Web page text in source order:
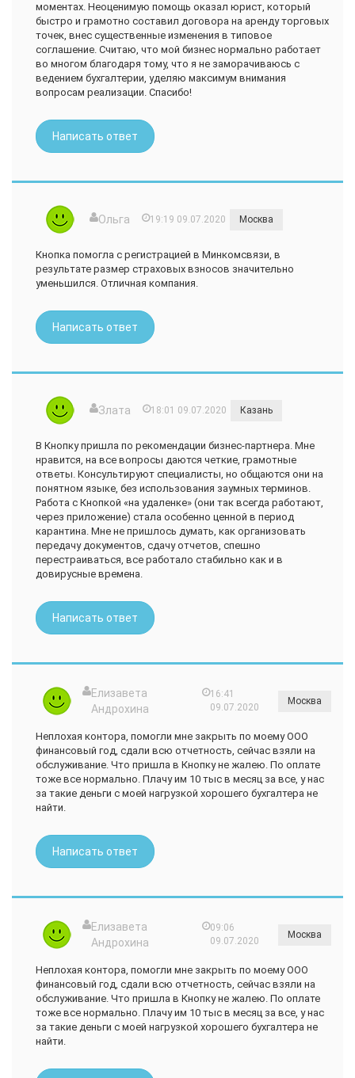
моментах. Неоценимую помощь оказал юрист, который
быстро и грамотно составил договора на аренду торговых
точек, внес существенные изменения в типовое
соглашение. Считаю, что мой бизнес нормально работает
во многом благодаря тому, что я не заморачиваюсь с
ведением бухгалтерии, уделяю максимум внимания
вопросам реализации. Спасибо!
Написать ответ
Ольга 19:19 09.07.2020 Москва
Кнопка помогла с регистрацией в Минкомсвязи, в
результате размер страховых взносов значительно
уменьшился. Отличная компания.
Написать ответ
Злата 18:01 09.07.2020 Казань
В Кнопку пришла по рекомендации бизнес-партнера. Мне
нравится, на все вопросы даются четкие, грамотные
ответы. Консультируют специалисты, но общаются они на
понятном языке, без использования заумных терминов.
Работа с Кнопкой «на удаленке» (они так всегда работают,
через приложение) стала особенно ценной в период
карантина. Мне не пришлось думать, как организовать
передачу документов, сдачу отчетов, спешно
перестраиваться, все работало стабильно как и в
довирусные времена.
Написать ответ
Елизавета
Андрохина
16:41
09.07.2020
Москва
Неплохая контора, помогли мне закрыть по моему ООО
финансовый год, сдали всю отчетность, сейчас взяли на
обслуживание. Что пришла в Кнопку не жалею. По оплате
тоже все нормально. Плачу им 10 тыс в месяц за все, у нас
за такие деньги с моей нагрузкой хорошего бухгалтера не
найти.
Написать ответ
Елизавета
Андрохина
09:06
09.07.2020
Москва
Неплохая контора, помогли мне закрыть по моему ООО
финансовый год, сдали всю отчетность, сейчас взяли на
обслуживание. Что пришла в Кнопку не жалею. По оплате
тоже все нормально. Плачу им 10 тыс в месяц за все, у нас
за такие деньги с моей нагрузкой хорошего бухгалтера не
найти.